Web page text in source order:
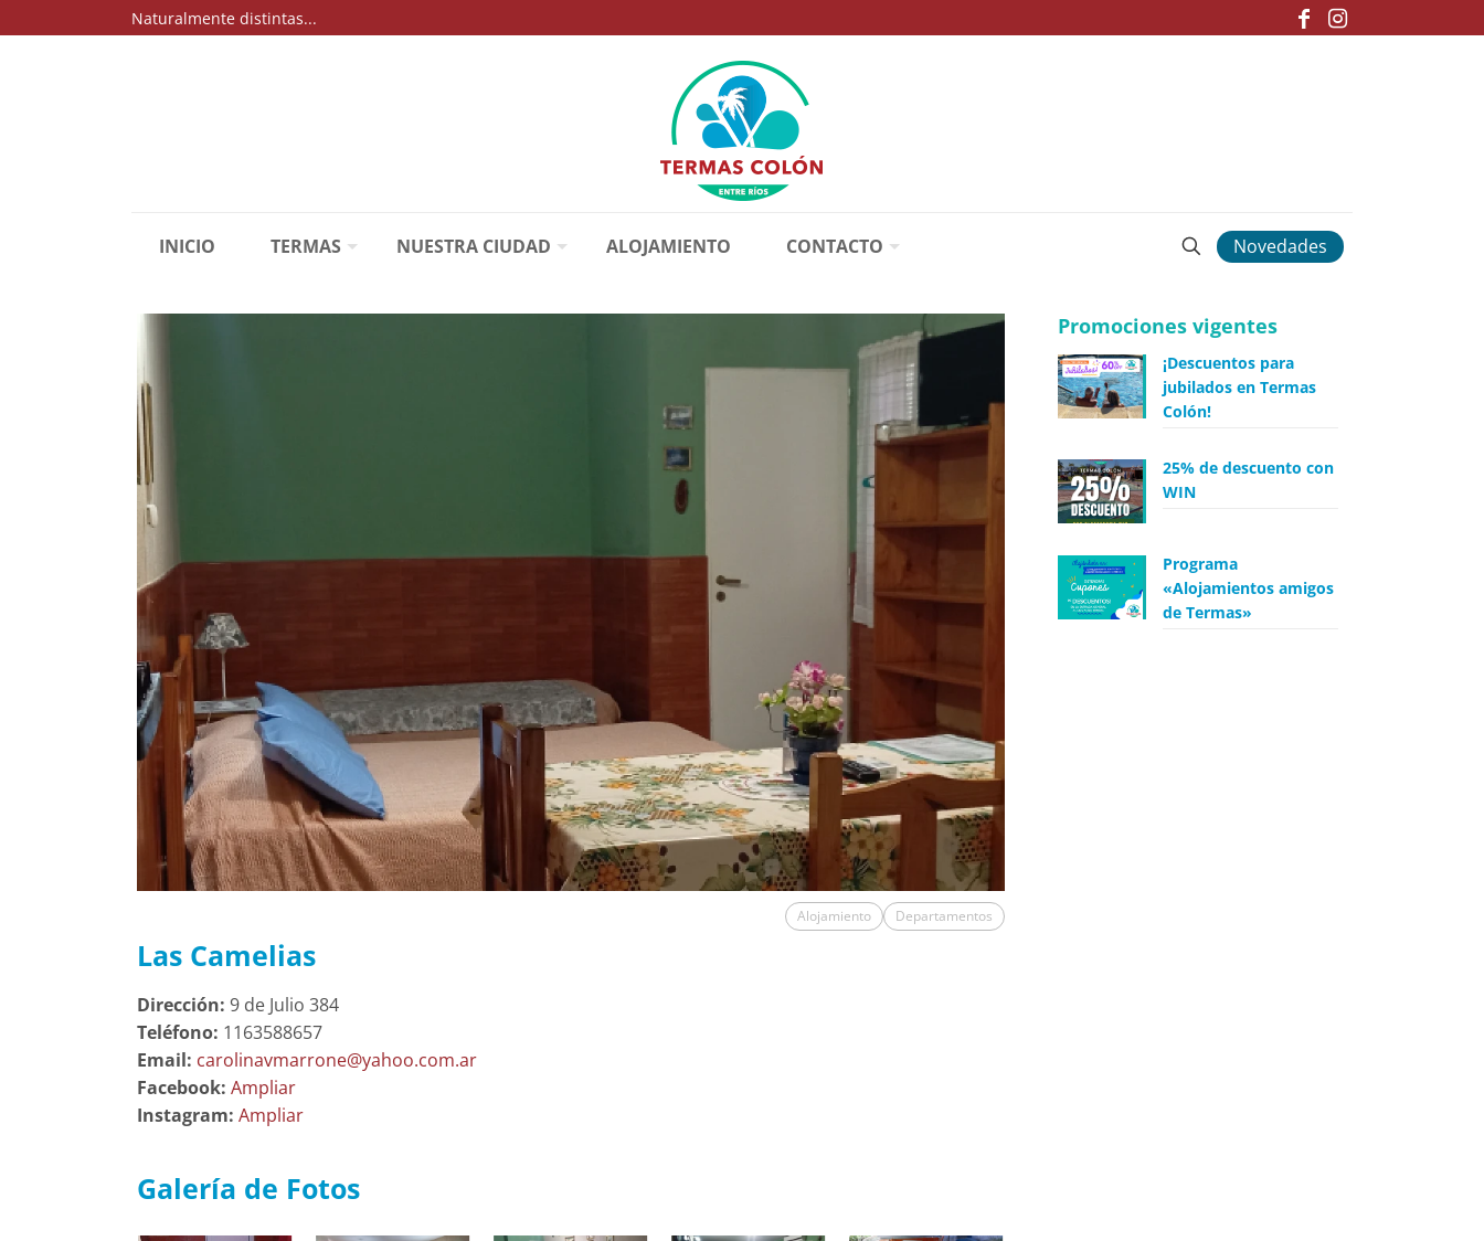
Naturalmente distintas...
INICIO TERMAS NUESTRA CIUDAD ALOJAMIENTO CONTACTO Novedades
Alojamiento Departamentos
Las Camelias
Dirección: 9 de Julio 384
Teléfono: 1163588657
Email: carolinavmarrone@yahoo.com.ar
Facebook: Ampliar
Instagram: Ampliar
Galería de Fotos
Promociones vigentes
¡Descuentos para
jubilados en Termas
Colón!
25% de descuento con
WIN
Programa
«Alojamientos amigos
de Termas»